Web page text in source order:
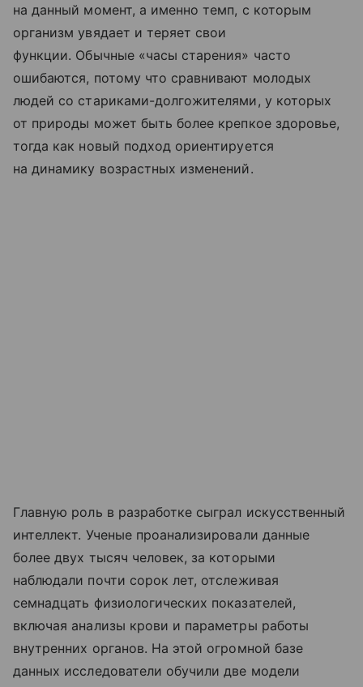
на данный момент, а именно темп, с которым
организм увядает и теряет свои
функции. Обычные «часы старения» часто
ошибаются, потому что сравнивают молодых
людей со стариками-долгожителями, у которых
от природы может быть более крепкое здоровье,
тогда как новый подход ориентируется
на динамику возрастных изменений.
Главную роль в разработке сыграл искусственный
интеллект. Ученые проанализировали данные
более двух тысяч человек, за которыми
наблюдали почти сорок лет, отслеживая
семнадцать физиологических показателей,
включая анализы крови и параметры работы
внутренних органов. На этой огромной базе
данных исследователи обучили две модели